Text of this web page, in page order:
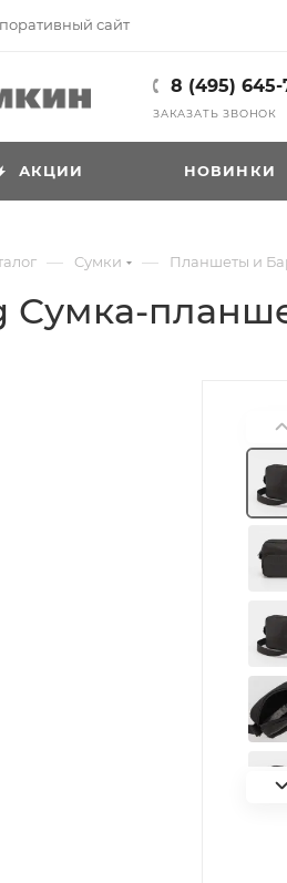
сайт
8 (495)
ЗАКАЗАТЬ ЗВОНОК
АКЦИИ НОВИНКИ
— Cумки — Планшеты и
Сумка-